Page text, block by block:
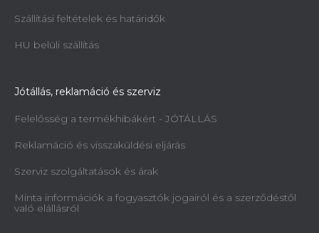
Szállítási feltételek és határidők
HU belüli szállítás
Jótállás, reklamáció és szerviz
Felelősség a termékhibákért - JÓTÁLLÁS
Reklamáció és visszaküldési eljárás
Szerviz szolgáltatások és árak
Minta információk a fogyasztók jogairól és a szerződéstől
való elállásról